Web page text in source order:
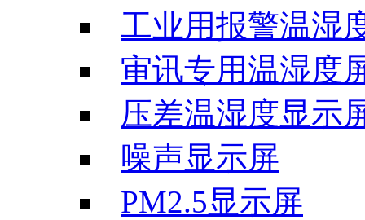
工业用报警温湿
审讯专用温湿度
压差温湿度显示
噪声显示屏
PM2.5显示屏